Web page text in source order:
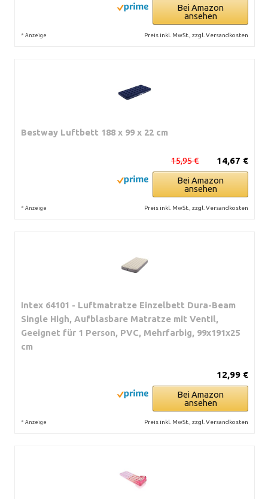
Bei Amazon
ansehen
* Anzeige Preis inkl. MwSt., zzgl. Versandkosten
Bestway Luftbett 188 x 99 x 22 cm
14,67 €
15,95 €
Bei Amazon
ansehen
* Anzeige Preis inkl. MwSt., zzgl. Versandkosten
Intex 64101 - Luftmatratze Einzelbett Dura-Beam
Single High, Aufblasbare Matratze mit Ventil,
Geeignet für 1 Person, PVC, Mehrfarbig, 99x191x25
cm
12,99 €
Bei Amazon
ansehen
* Anzeige Preis inkl. MwSt., zzgl. Versandkosten